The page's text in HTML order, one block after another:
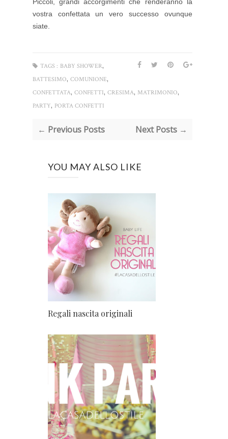
Piccoli, grandi accorgimenti che renderanno la
vostra confettata un vero successo ovunque
siate.
TAGS : BABY SHOWER,
BATTESIMO, COMUNIONE,
CONFETTATA, CONFETTI, CRESIMA, MATRIMONIO,
PARTY, PORTA CONFETTI
← Previous Posts Next Posts →
YOU MAY ALSO LIKE
Regali nascita originali